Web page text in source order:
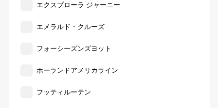
エクスプローラ ジャーニー
エメラルド・クルーズ
フォーシーズンズヨット
ホーランドアメリカライン
フッティルーテン